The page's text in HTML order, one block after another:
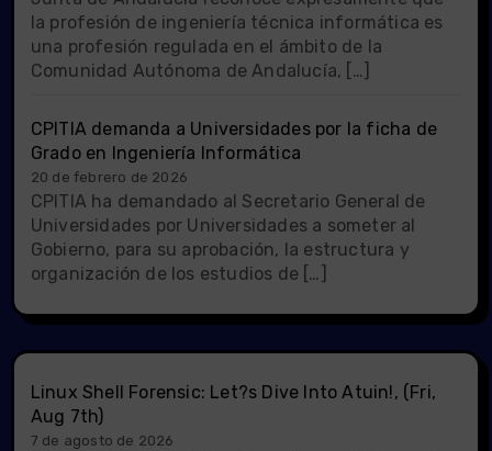
la profesión de ingeniería técnica informática es
una profesión regulada en el ámbito de la
Comunidad Autónoma de Andalucía, […]
CPITIA demanda a Universidades por la ficha de
Grado en Ingeniería Informática
20 de febrero de 2026
CPITIA ha demandado al Secretario General de
Universidades por Universidades a someter al
Gobierno, para su aprobación, la estructura y
organización de los estudios de […]
Linux Shell Forensic: Let?s Dive Into Atuin!, (Fri,
Aug 7th)
7 de agosto de 2026